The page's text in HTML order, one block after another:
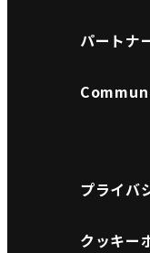
パートナ
プライバ
クッキー